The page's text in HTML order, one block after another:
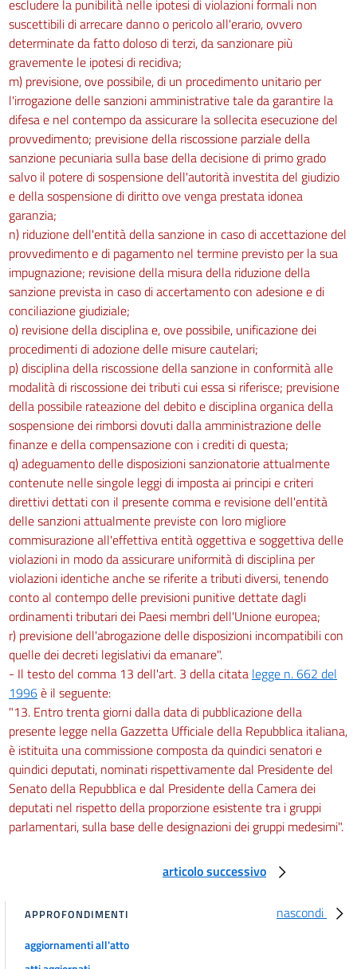
escludere la punibilità nelle ipotesi di violazioni formali non
suscettibili di arrecare danno o pericolo all'erario, ovvero
determinate da fatto doloso di terzi, da sanzionare più
gravemente le ipotesi di recidiva;
m) previsione, ove possibile, di un procedimento unitario per
l'irrogazione delle sanzioni amministrative tale da garantire la
difesa e nel contempo da assicurare la sollecita esecuzione del
provvedimento; previsione della riscossione parziale della
sanzione pecuniaria sulla base della decisione di primo grado
salvo il potere di sospensione dell'autorità investita del giudizio
e della sospensione di diritto ove venga prestata idonea
garanzia;
n) riduzione dell'entità della sanzione in caso di accettazione del
provvedimento e di pagamento nel termine previsto per la sua
impugnazione; revisione della misura della riduzione della
sanzione prevista in caso di accertamento con adesione e di
conciliazione giudiziale;
o) revisione della disciplina e, ove possibile, unificazione dei
procedimenti di adozione delle misure cautelari;
p) disciplina della riscossione della sanzione in conformità alle
modalità di riscossione dei tributi cui essa si riferisce; previsione
della possibile rateazione del debito e disciplina organica della
sospensione dei rimborsi dovuti dalla amministrazione delle
finanze e della compensazione con i crediti di questa;
q) adeguamento delle disposizioni sanzionatorie attualmente
contenute nelle singole leggi di imposta ai principi e criteri
direttivi dettati con il presente comma e revisione dell'entità
delle sanzioni attualmente previste con loro migliore
commisurazione all'effettiva entità oggettiva e soggettiva delle
violazioni in modo da assicurare uniformità di disciplina per
violazioni identiche anche se riferite a tributi diversi, tenendo
conto al contempo delle previsioni punitive dettate dagli
ordinamenti tributari dei Paesi membri dell'Unione europea;
r) previsione dell'abrogazione delle disposizioni incompatibili con
quelle dei decreti legislativi da emanare".
- Il testo del comma 13 dell'art. 3 della citata legge n. 662 del
1996è il seguente:
"13. Entro trenta giorni dalla data di pubblicazione della
presente legge nella Gazzetta Ufficiale della Repubblica italiana,
è istituita una commissione composta da quindici senatori e
quindici deputati, nominati rispettivamente dal Presidente del
Senato della Repubblica e dal Presidente della Camera dei
deputati nel rispetto della proporzione esistente tra i gruppi
parlamentari, sulla base delle designazioni dei gruppi medesimi".
articolo successivo
nascondi
APPROFONDIMENTI
aggiornamenti all'atto